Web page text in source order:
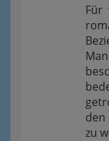
Für
zu